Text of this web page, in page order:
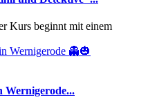
Kurs beginnt mit einem
Wernigerode...